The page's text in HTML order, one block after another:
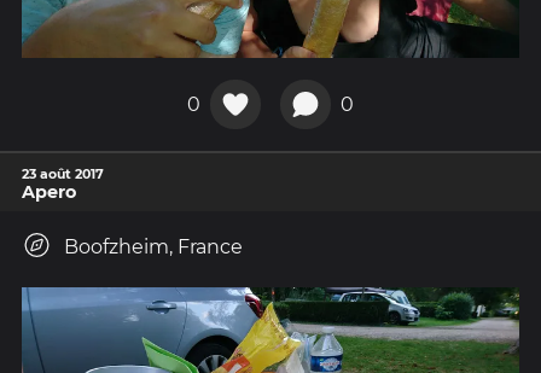
0 0
23 août 2017
Apero
Boofzheim, France